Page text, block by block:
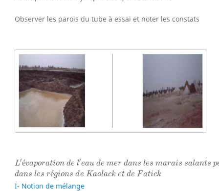
Observer les parois du tube à essai et noter les constats
L′évaporation de l′eau de mer dans les marais salants p
L′é at d e r ns r s an
dans les régions de Kaolack et de Fatick
d ansles régions deK aol ack et deFat ck
I- Notion de mélange